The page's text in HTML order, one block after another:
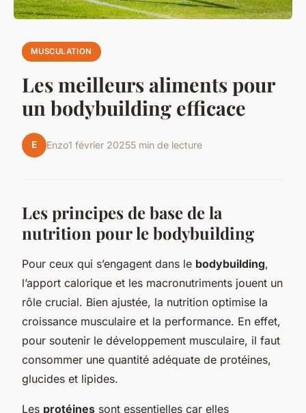
MUSCULATION
Les meilleurs aliments pour
un bodybuilding efficace
E Enzo1 février 20255 min de lecture
Les principes de base de la
nutrition pour le bodybuilding
Pour ceux qui s’engagent dans le bodybuilding,
l’apport calorique et les macronutriments jouent un
rôle crucial. Bien ajustée, la nutrition optimise la
croissance musculaire et la performance. En effet,
pour soutenir le développement musculaire, il faut
consommer une quantité adéquate de protéines,
glucides et lipides.
Les protéines sont essentielles car elles